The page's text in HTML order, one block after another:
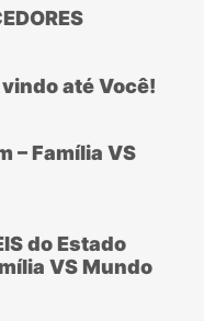
vindo até Você!
– Família VS
do Estado
VS Mundo